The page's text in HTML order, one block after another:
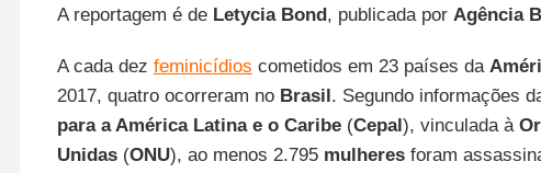
A reportagem é de Letycia Bond, publicada por Agência
A cada dez feminicídios cometidos em 23 países da
2017, quatro ocorreram no Brasil. Segundo informações
para a América Latina e o Caribe (Cepal), vinculada à
Unidas (ONU), ao menos 2.795 mulheresforam